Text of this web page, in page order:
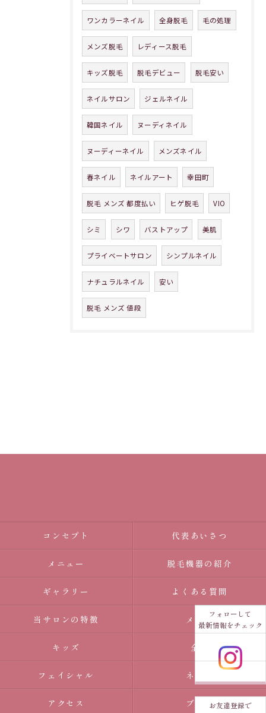
ワンカラーネイル 全身脱毛 毛の処理
メンズ脱毛 レディース脱毛
キッズ脱毛 脱毛デビュー 脱毛安い
ネイルサロン ジェルネイル
韓国ネイル ヌーディネイル
ヌーディーネイル メンズネイル
春ネイル ネイルアート 幸田町
脱毛 メンズ 都度払い ヒゲ脱毛 VIO
シミ シワ バストアップ 美肌
プライベートサロン シンプルネイル
ナチュラルネイル 安い
脱毛 メンズ 値段
フォローして
最新情報をチェック
お友達登録で
コンセプト 代表あいさつ
メニュー 脱毛機器の紹介
ギャラリー よくある質問
当サロンの特徴 メンズ
キッズ 全身
フェイシャル ネイル
アクセス ブログ